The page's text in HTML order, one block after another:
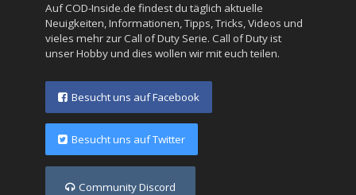
Auf COD-Inside.de findest du täglich aktuelle
Neuigkeiten, Informationen, Tipps, Tricks, Videos und
vieles mehr zur Call of Duty Serie. Call of Duty ist
unser Hobby und dies wollen wir mit euch teilen.
Besucht uns auf Facebook
Besucht uns auf Twitter
Community Discord